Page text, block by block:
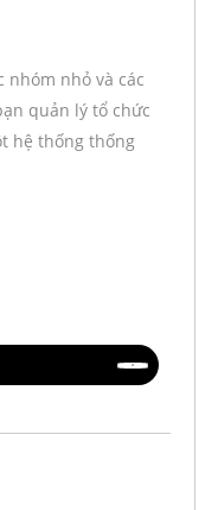
nhóm nhỏ và các
quản lý tổ chức
hệ thống thống